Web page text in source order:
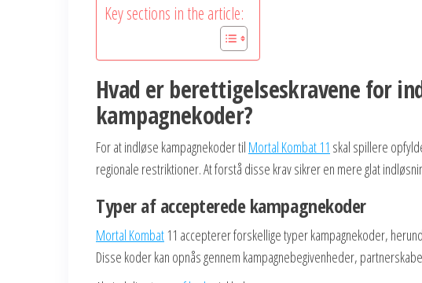
Key sections in the article:
Hvad er berettigelseskravene for
kampagnekoder?
For at indløse kampagnekoder til Mortal Kombat 11 skal spillere
regionale restriktioner. At forstå disse krav sikrer en mere glat
Typer af accepterede kampagnekoder
Mortal Kombat 11 accepterer forskellige typer kampagnekoder,
Disse koder kan opnås gennem kampagnebegivenheder,